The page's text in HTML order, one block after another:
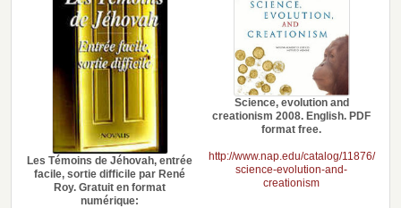
Les Témoins de Jéhovah, entrée
facile, sortie difficile par René
Roy. Gratuit en format
numérique:
Science, evolution and
creationism 2008. English. PDF
format free.
http://www.nap.edu/catalog/11876/
science-evolution-and-
creationism